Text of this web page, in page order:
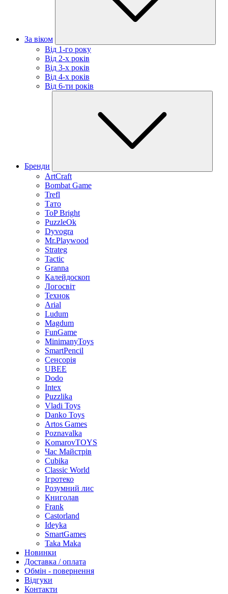
За віком
Від 1-го року
Від 2-х років
Від 3-х років
Від 4-х років
Від 6-ти років
Бренди
ArtCraft
Bombat Game
Trefl
Тато
ToP Bright
PuzzleOk
Dyvogra
Mr.Playwood
Strateg
Tactic
Granna
Калейдоскоп
Логосвіт
Технок
Arial
Ludum
Magdum
FunGame
MinimanyToys
SmartPencil
Сенсорія
UBEE
Dodo
Intex
Puzzlika
Vladi Toys
Danko Toys
Artos Games
Poznavalka
KomarovTOYS
Час Майстрів
Cubika
Classic World
Ігротеко
Розумний лис
Книголав
Frank
Castorland
Ideyka
SmartGames
Taka Maka
Новинки
Доставка / оплата
Обмін - повернення
Відгуки
Контакти